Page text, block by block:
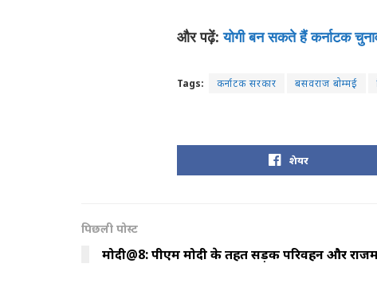
और पढ़ें:योगी बन सकते हैं कर्नाटक
Tags: कर्नाटक सरकार बसवराज बोम्मई
शेयर
पिछली पोस्ट
मोदी@8: पीएम मोदी के तहत सड़क परिवहन और